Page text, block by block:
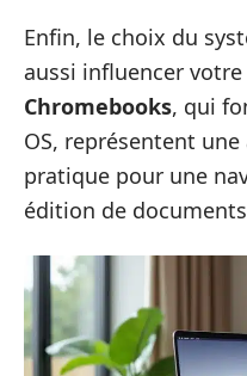
Enfin, le choix du
aussi influencer votre
Chromebooks, qui
OS, représentent
pratique pour une
édition de